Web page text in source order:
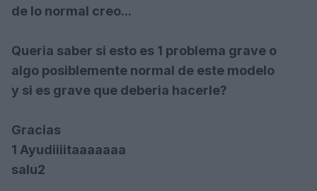
de lo normal creo...
Queria saber si esto es 1 problema grave o
algo posiblemente normal de este modelo
y si es grave que deberia hacerle?
Gracias
1 Ayudiiiitaaaaaaa
salu2